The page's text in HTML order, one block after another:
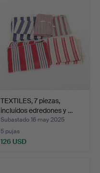
TEXTILES, 7 piezas,
incluidos edredones y …
Subastado 16 may 2025
5 pujas
126 USD